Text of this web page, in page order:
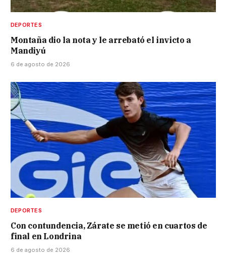
DEPORTES
Montaña dio la nota y le arrebató el invicto a
Mandiyú
6 de agosto de 2026
DEPORTES
Con contundencia, Zárate se metió en cuartos de
final en Londrina
6 de agosto de 2026